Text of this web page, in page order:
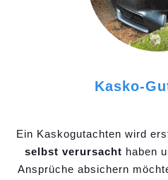
Kasko-
Ein Kaskogutachten wird
selbst verursacht haben
Ansprüche absichern